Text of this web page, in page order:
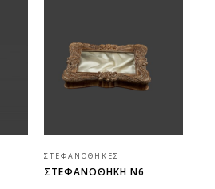
ΣΤΕΦΑΝΟΘΉΚΕΣ
ΣΤΕΦΑΝΟΘΗΚΗ Ν6